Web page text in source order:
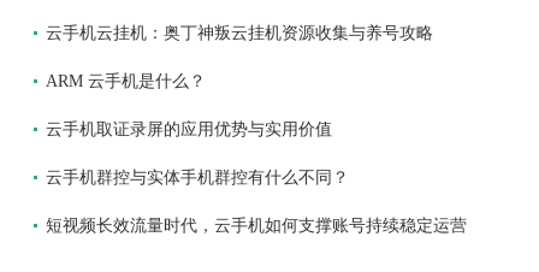
云手机云挂机：奥丁神叛云挂机资源收集与养号攻略
ARM 云手机是什么？
云手机取证录屏的应用优势与实用价值
云手机群控与实体手机群控有什么不同？
短视频长效流量时代，云手机如何支撑账号持续稳定运营